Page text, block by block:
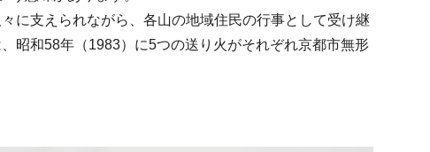
に支えられながら、各山の地域住民の行事として受け継
昭和58年（1983）に5つの送り火がそれぞれ京都市無形